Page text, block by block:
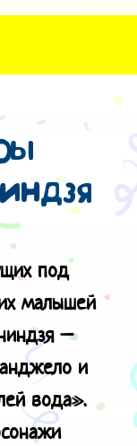
под
малышей
–
и
вода».